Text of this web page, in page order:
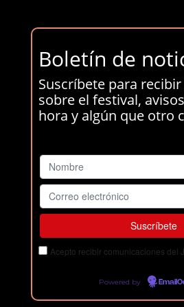
Boletín de
Suscríbete para
sobre el festival,
hora y algún que otro
Acepto recibir comunicaciones del
Powered by